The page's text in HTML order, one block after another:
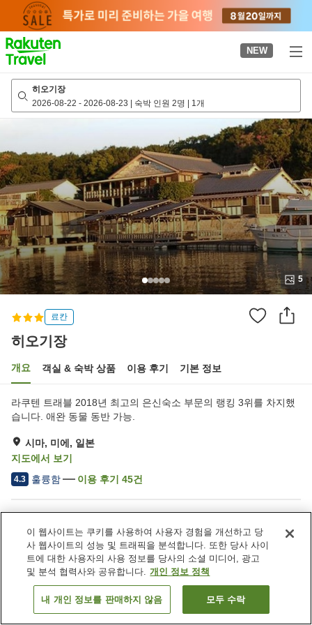
page
NEW
히오기장
2026-08-22 - 2026-08-23 | 숙박 인원 2명 | 1개
5
료칸
히오기장
개요 객실 & 숙박 상품 이용 후기 기본 정보
라쿠텐 트래블 2018년 최고의 은신숙소 부문의 랭킹 3위를 차지했
습니다. 애완 동물 동반 가능.
시마, 미에, 일본
지도에서 보기
4.3 훌륭함 이용 후기 45건
주차장
스파 / 미용실
카페
건물 내에서 반려동물 동반
가능
일본 미에 시마 히오기장
객실 보기
이 웹사이트는 쿠키를 사용하여 사용자 경험을 개선하고 당
사 웹사이트의 성능 및 트래픽을 분석합니다. 또한 당사 사이
트에 대한 사용자의 사용 정보를 당사의 소셜 미디어, 광고
및 분석 협력사와 공유합니다. 개인 정보 정책
내 개인 정보를 판매하지 않음 모두 수락